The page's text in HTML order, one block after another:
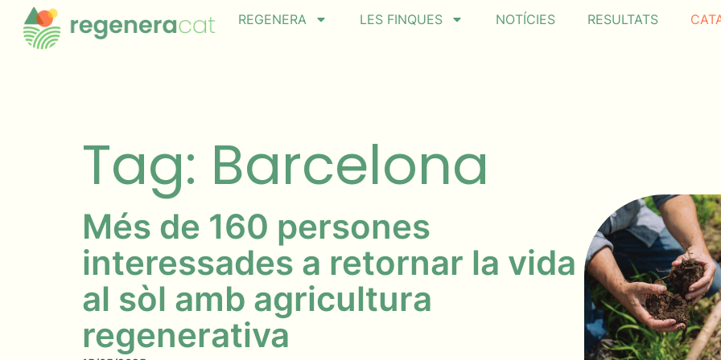
REGENERA LES FINQUES NOTÍCIES RESULTATS
Tag: Barcelona
Més de 160 persones
interessades a retornar la vida
al sòl amb agricultura
regenerativa